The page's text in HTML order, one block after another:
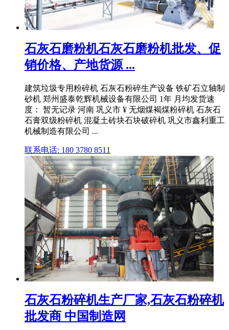
石灰石磨粉机石灰石磨粉机批发、促
销价格、产地货源 ...
建筑垃圾专用粉碎机 石灰石粉碎生产设备 铁矿石立轴制
砂机 郑州盛泰乾辉机械设备有限公司 1年 月均发货速
度： 暂无记录 河南 巩义市 ¥ 无烟煤褐煤粉碎机 石灰石
石膏双级粉碎机 混凝土砖块石块破碎机 巩义市鑫利重工
机械制造有限公司 ...
联系电话: 180 3780 8511
石灰石粉碎机生产厂家,石灰石粉碎机
批发商 中国制造网